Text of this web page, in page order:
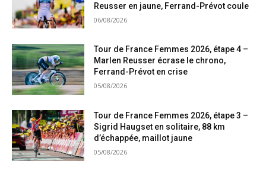
Reusser en jaune, Ferrand-Prévot coule
06/08/2026
Tour de France Femmes 2026, étape 4 –
Marlen Reusser écrase le chrono,
Ferrand-Prévot en crise
05/08/2026
Tour de France Femmes 2026, étape 3 –
Sigrid Haugset en solitaire, 88 km
d’échappée, maillot jaune
05/08/2026